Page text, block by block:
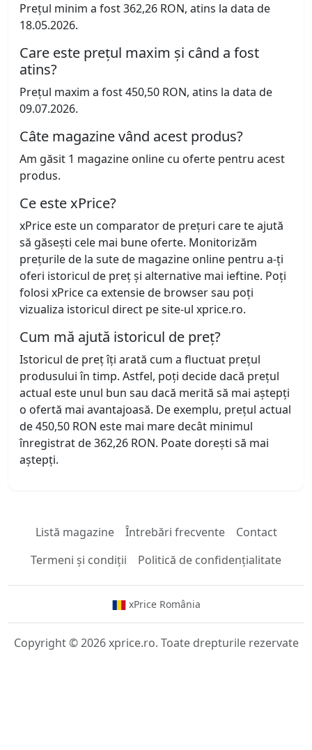
Prețul minim a fost 362,26 RON, atins la data de
18.05.2026.
Care este prețul maxim și când a fost
atins?
Prețul maxim a fost 450,50 RON, atins la data de
09.07.2026.
Câte magazine vând acest produs?
Am găsit 1 magazine online cu oferte pentru acest
produs.
Ce este xPrice?
xPrice este un comparator de prețuri care te ajută
să găsești cele mai bune oferte. Monitorizăm
prețurile de la sute de magazine online pentru a-ți
oferi istoricul de preț și alternative mai ieftine. Poți
folosi xPrice ca extensie de browser sau poți
vizualiza istoricul direct pe site-ul xprice.ro.
Cum mă ajută istoricul de preț?
Istoricul de preț îți arată cum a fluctuat prețul
produsului în timp. Astfel, poți decide dacă prețul
actual este unul bun sau dacă merită să mai aștepți
o ofertă mai avantajoasă. De exemplu, prețul actual
de 450,50 RON este mai mare decât minimul
înregistrat de 362,26 RON. Poate dorești să mai
aștepți.
Listă magazine Întrebări frecvente
Contact
Termeni și condiții
Politică de confidențialitate
xPrice România
Copyright © 2026 xprice.ro. Toate drepturile rezervate